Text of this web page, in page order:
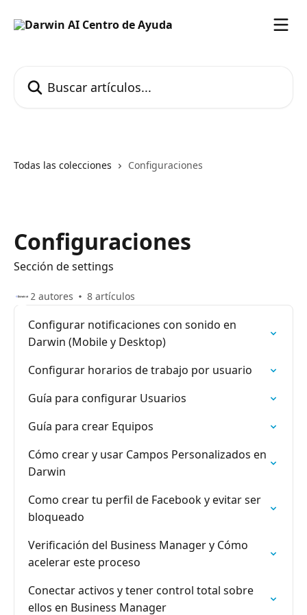
Todas las colecciones Configuraciones
Configuraciones
Sección de settings
2 autores 8 artículos
Configurar notificaciones con sonido en
Darwin (Mobile y Desktop)
Configurar horarios de trabajo por usuario
Guía para configurar Usuarios
Guía para crear Equipos
Cómo crear y usar Campos Personalizados en
Darwin
Como crear tu perfil de Facebook y evitar ser
bloqueado
Verificación del Business Manager y Cómo
acelerar este proceso
Conectar activos y tener control total sobre
ellos en Business Manager